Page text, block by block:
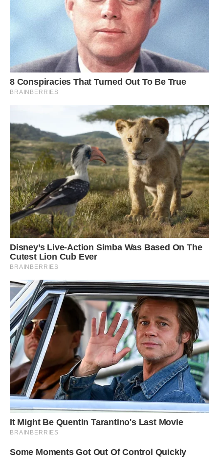
Пекарня моя запрацювала і незабаром стала
найпопулярнішою в місті. Я постачала булочками всі
ресторани і кафе свого чоловіка, його кав’ярні
отримували від мене дуже смачні і, природно, найсвіжіші
тістечка.
Вранці за моїм хлібом шикувалися черги. Моє життя
потекло так, як я і мріяла в юності: стабільно і рівно.
Руслан, замість того щоб радіти, адже мої успіхи в бізнесі
робили багатшими і його самого, став часто дратуватися
на мене. Він сто разів на день нагадував, що саме його
гроші вкладені в так званий мій бізнес, і так далі. Я в боргу
не залишалася, заперечувала, і одного разу він дав мені
ляпаса, а я від несподіванки – мене ніхто ніколи не бив –
навіть не образилася тоді, подумала, що просто нерви у
чоловіка здали, напевно, якісь неприємності в його
основному бізнесі.
Але, на жаль, той випадок якщо і був першим, то останнім
він не став. Варто було мені заперечити Руслану хоч у
чомусь, як в хід йшли вже не тільки руки, але і його пасок
з великою залізною пряжкою. Я була готова плюнути на
життя мій батько, який завжди був для мене